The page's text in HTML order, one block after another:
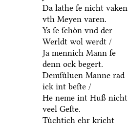
Da lathe ſe nicht vaken
vth Meyen varen.
Ys ſe ſchoͤn vnd der
Werldt wol werdt /
Ja mennich Mann ſe
denn ock begert.
Demſuͤluen Manne rad
ick int beſte /
He neme int Huß nicht
veel Geſte.
Tuͤchtich ehr kricht